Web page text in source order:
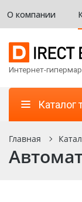
О компании
Интернет-
Каталог
Главная